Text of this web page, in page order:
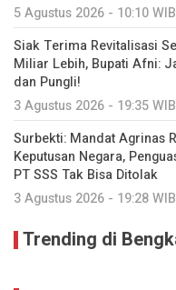
5 Agustus 2026 - 10:10 WIB
Siak Terima Revitalisasi
Miliar Lebih, Bupati Afni:
dan Pungli!
3 Agustus 2026 - 19:35 WIB
Surbekti: Mandat Agrinas
Keputusan Negara,
PT SSS Tak Bisa Ditolak
3 Agustus 2026 - 19:28 WIB
Trending di